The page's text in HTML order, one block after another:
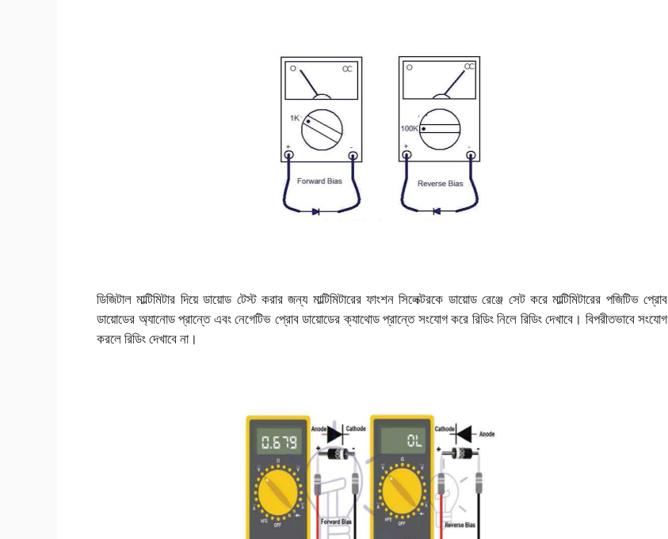
ডিজিটাল মাল্টিমিটার দিয়ে ডায়োড টেস্ট করার জন্য মাল্টিমিটারের ফাংশন সিলেক্টরকে ডায়োড রেঞ্জে সেট করে মাল্টিমিটারের পজিটিভ প্রোব
ডায়োডের অ্যানোড প্রান্তে এবং নেগেটিভ প্রোব ডায়োডের ক্যাথোড প্রান্তে সংযোগ করে রিডিং নিলে রিডিং দেখাবে। বিপরীতভাবে সংযোগ
করলে রিডিং দেখাবে না।